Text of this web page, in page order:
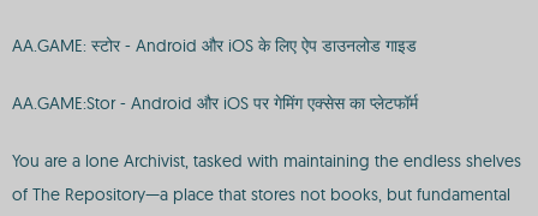
AA.GAME: स्टोर - Android और iOS के लिए ऐप डाउनलोड गाइड
AA.GAME:Stor - Android और iOS पर गेमिंग एक्सेस का प्लेटफॉर्म
You are a lone Archivist, tasked with maintaining the endless shelves
of The Repository—a place that stores not books, but fundamental